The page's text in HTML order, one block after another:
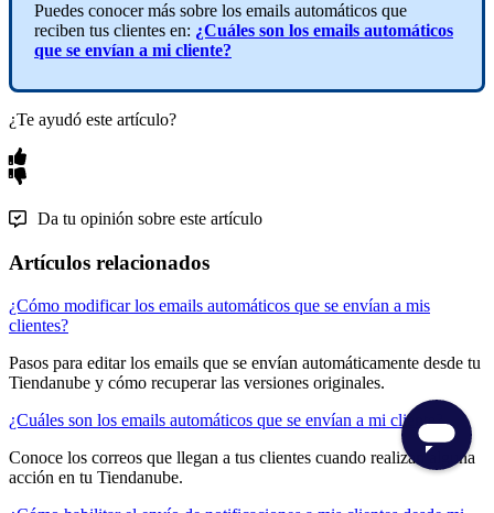
Puedes conocer más sobre los emails automáticos que
reciben tus clientes en: ¿Cuáles son los emails automáticos
que se envían a mi cliente?
¿Te ayudó este artículo?
Da tu opinión sobre este artículo
Artículos relacionados
¿Cómo modificar los emails automáticos que se envían a mis
clientes?
Pasos para editar los emails que se envían automáticamente desde tu
Tiendanube y cómo recuperar las versiones originales.
¿Cuáles son los emails automáticos que se envían a mi cliente?
Conoce los correos que llegan a tus clientes cuando realizan alguna
acción en tu Tiendanube.